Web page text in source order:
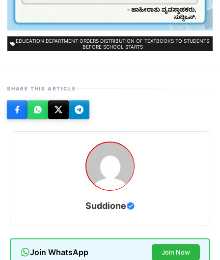
EDUCATION DEPARTMENT ORDERS DISTRIBUTION OF TEXTBOOKS TO STUDENTS
BEFORE SCHOOL STARTS
SHARE THIS ARTICLE
Suddione
Join WhatsApp Join Now